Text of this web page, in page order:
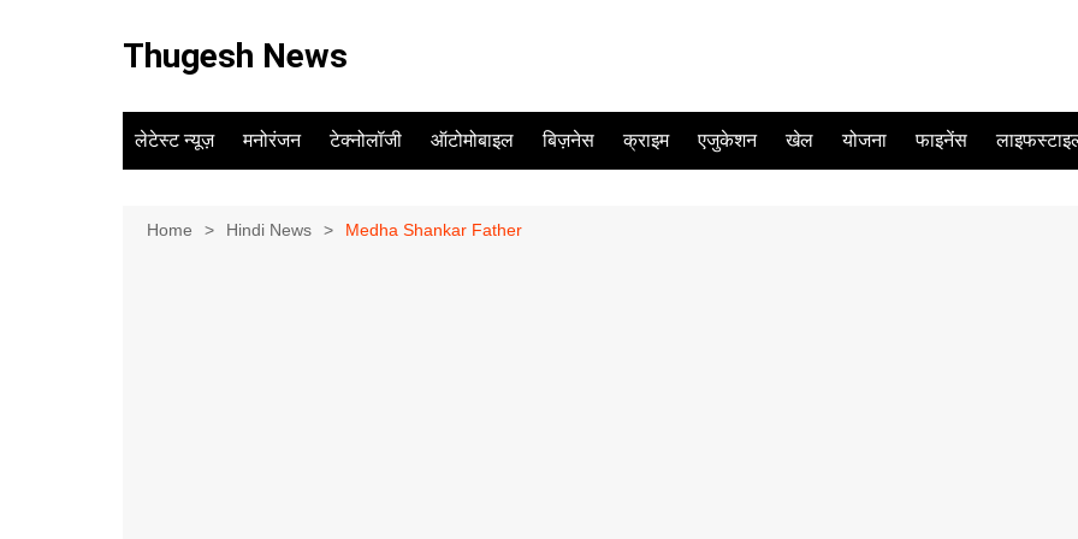
Thugesh News
लेटेस्ट न्यूज़ मनोरंजन टेक्नोलॉजी ऑटोमोबाइल बिज़नेस क्राइम एजुकेशन खेल योजना फाइनेंस
Home Hindi News Medha Shankar Father